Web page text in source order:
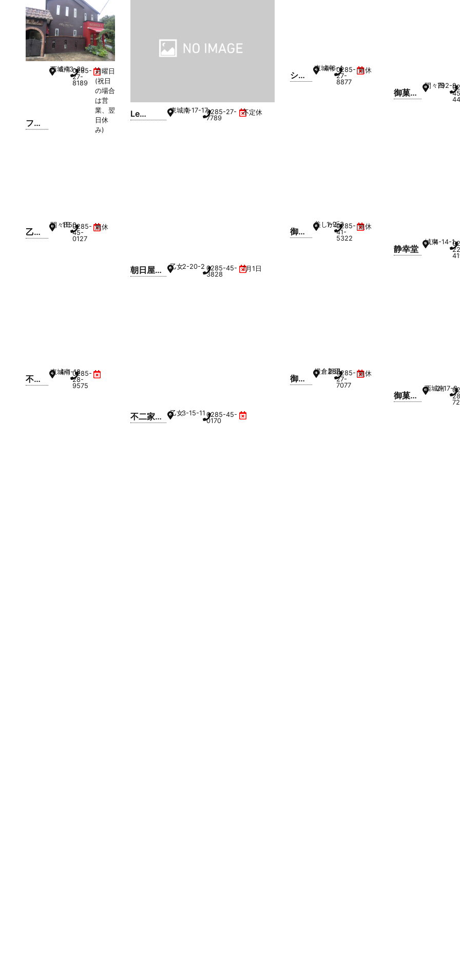
んち
前店
フラ
西城南
6-13-30
0285-
27-
8189
月曜日
(祝日
の場合
は営
業、翌
日休
み)
Le
東城南1-17-170285-27-
7789
不定休
シャ
東城南4-6-40285-
27-
8877
無休
御菓子
間々田792-9
乙女
間々田
11500285-
45-
0127
無休
朝日屋本
乙女2-20-2 0285-45-
3828
1月1日
御菓
美しが丘
1-2-30285-
41-
5322
無休
静幸堂
城東4-14-1
不二
東城南4-1-180285-
28-
9575
不二家
乙女3-15-11 0285-45-
0170
御菓
横倉新田
2820285-
27-
7077
無休
御菓子
西城南2-17-8